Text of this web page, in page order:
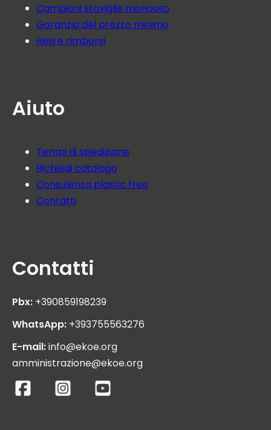
Campioni stoviglie monouso
Garanzia del prezzo minimo
Resi e rimborsi
Aiuto
Tempi di spedizione
Richiedi catalogo
Consulenza plastic free
Contatti
Contatti
Pbx: +390859198239
WhatsApp: +393755563276
E-mail:info@ekoe.org
amministrazione@ekoe.org